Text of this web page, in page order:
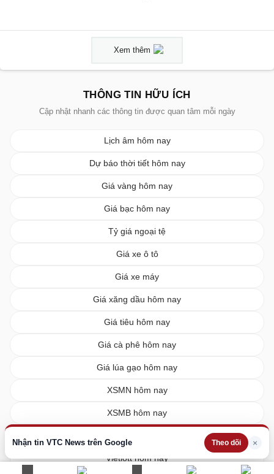
Nhận tin VTC News trên Google Theo dõi ×
Xem thêm
THÔNG TIN HỮU ÍCH
Cập nhật nhanh các thông tin được quan tâm mỗi ngày
Lịch âm hôm nay
Dự báo thời tiết hôm nay
Giá vàng hôm nay
Giá bạc hôm nay
Tỷ giá ngoại tệ
Giá xe ô tô
Giá xe máy
Giá xăng dầu hôm nay
Giá tiêu hôm nay
Giá cà phê hôm nay
Giá lúa gạo hôm nay
XSMN hôm nay
XSMB hôm nay
Vietlott hôm nay